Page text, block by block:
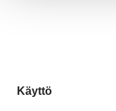
Käyttö